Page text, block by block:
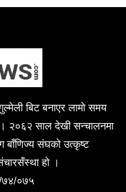
बिट बनाएर लामो समय
। २०६२ साल देखी सन्चालनमा
बाँणिज्य संघको उत्कृष्ट
हो ।
७४/०७५